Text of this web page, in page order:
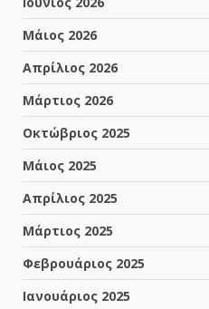
Μάιος 2026
Απρίλιος 2026
Μάρτιος 2026
Οκτώβριος 2025
Μάιος 2025
Απρίλιος 2025
Μάρτιος 2025
Φεβρουάριος 2025
Ιανουάριος 2025